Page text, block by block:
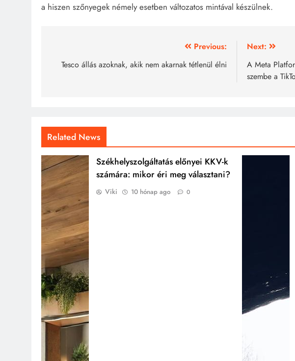
a hiszen szőnyegek némely esetben változatos mintával készülnek.
navigáció
Previous:
Tesco állás azoknak, akik nem akarnak tétlenül élni
Next:
A Meta
szembe a
Related News
Székhelyszolgáltatás előnyei KKV-k
számára: mikor éri meg választani?
Viki 10 hónap ago 0